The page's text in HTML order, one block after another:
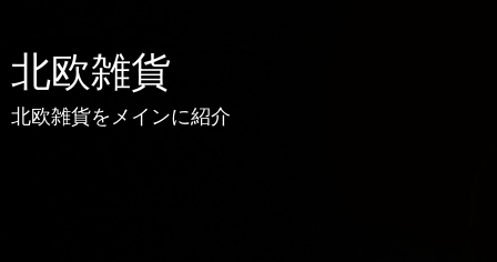
北欧雑貨
北欧雑貨をメインに紹介